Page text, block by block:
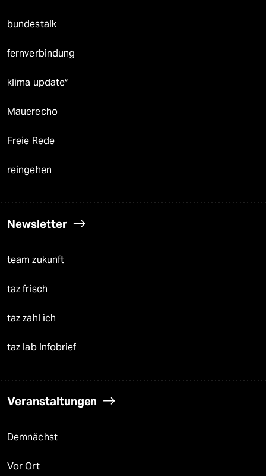
bundestalk
fernverbindung
klima update°
Mauerecho
Freie Rede
reingehen
Newsletter
team zukunft
taz frisch
taz zahl ich
taz lab Infobrief
Veranstaltungen
Demnächst
Vor Ort